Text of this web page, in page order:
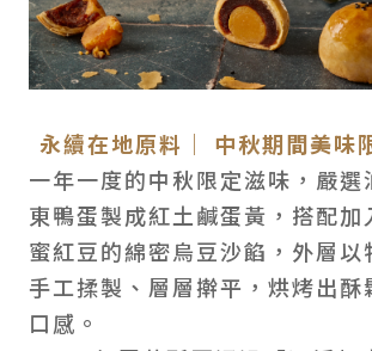
永續在地原料｜ 中秋期間美味
一年一度的中秋限定滋味，嚴選
東鴨蛋製成紅土鹹蛋黃，搭配加
蜜紅豆的綿密烏豆沙餡，外層以
手工揉製、層層擀平，烘烤出酥
口感。